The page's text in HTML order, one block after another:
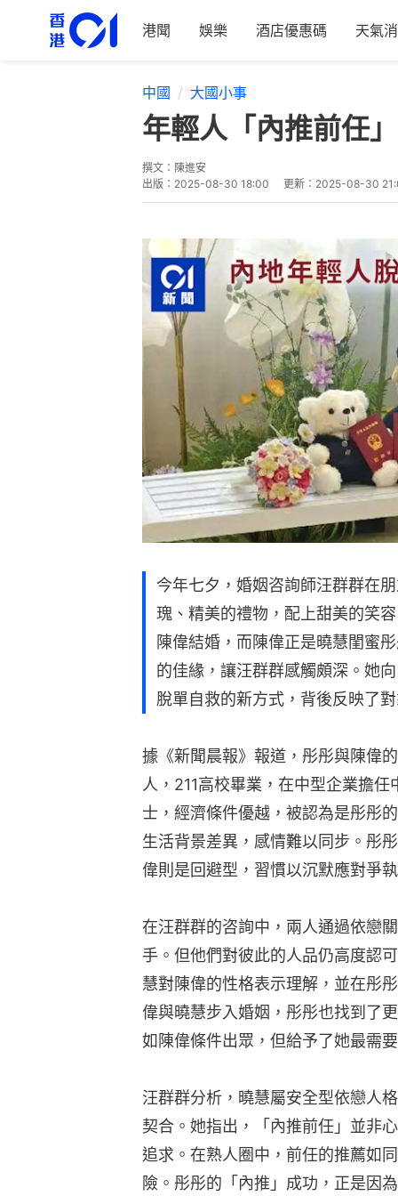
港聞 娛樂 酒店優惠碼 天氣
中國 大國小事
年輕人「內推前任
撰文： 陳進安
出版： 2025-08-30 18:00 更新： 2025-08-30
今年七夕，婚姻咨詢師汪群群在
瑰、精美的禮物，配上甜美的笑
陳偉結婚，而陳偉正是曉慧閨蜜
的佳緣，讓汪群群感觸頗深。她
脫單自救的新方式，背後反映了
據《新聞晨報》報道，彤彤與陳偉
人，211高校畢業，在中型企業擔
士，經濟條件優越，被認為是彤彤
生活背景差異，感情難以同步。彤
偉則是回避型，習慣以沉默應對爭
在汪群群的咨詢中，兩人通過依戀
手。但他們對彼此的人品仍高度認
慧對陳偉的性格表示理解，並在彤
偉與曉慧步入婚姻，彤彤也找到了
如陳偉條件出眾，但給予了她最需
汪群群分析，曉慧屬安全型依戀人
契合。她指出，「內推前任」並非
追求。在熟人圈中，前任的推薦如
險。彤彤的「內推」成功，正是因